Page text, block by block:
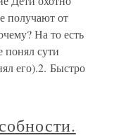
получают от
На то есть
сути
его).2. Быстро